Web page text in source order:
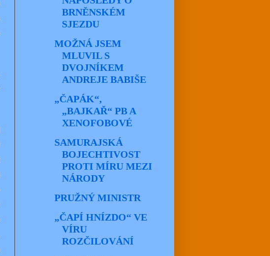
BRNĚNSKÉM
SJEZDU
MOŽNÁ JSEM
MLUVIL S
DVOJNÍKEM
ANDREJE BABIŠE
„ČAPÁK“,
„BAJKAŘ“ PB A
XENOFOBOVÉ
SAMURAJSKÁ
BOJECHTIVOST
PROTI MÍRU MEZI
NÁRODY
PRUŽNÝ MINISTR
„ČAPÍ HNÍZDO“ VE
VÍRU
ROZČILOVÁNÍ